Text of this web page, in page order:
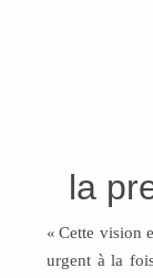
la
« Cette vision
urgent à la